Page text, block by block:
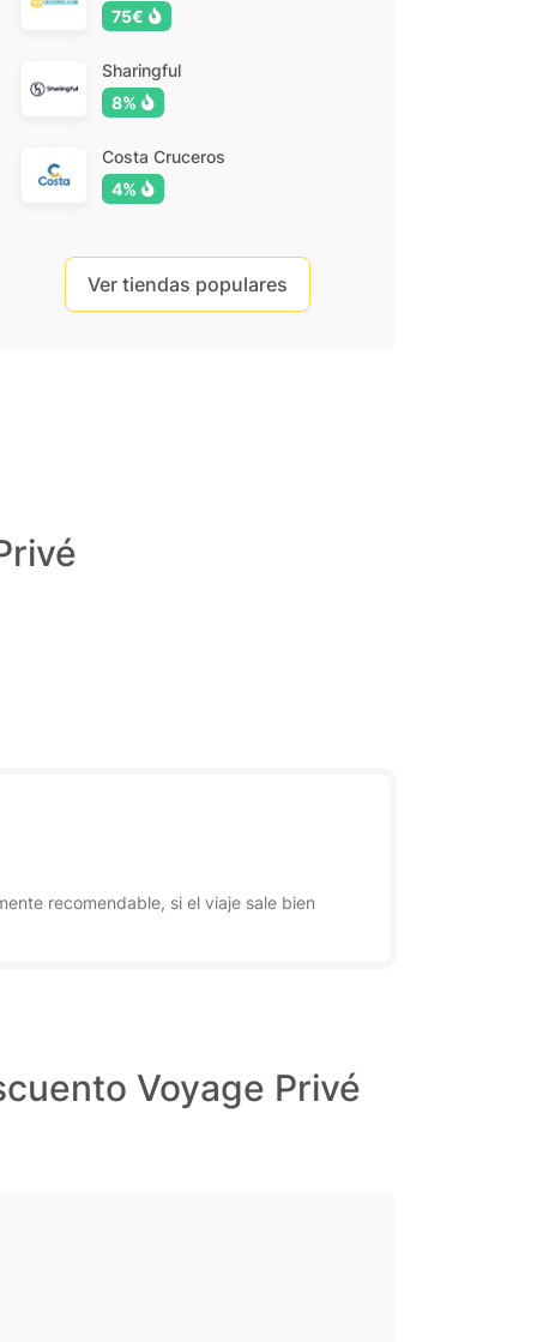
75€
Sharingful
8%
Costa Cruceros
4%
Ver tiendas populares
recomendable, si el viaje sale bien
Voyage Privé